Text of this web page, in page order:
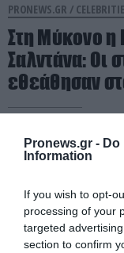
Pronews.gr - Do
Information
If you wish to opt-
processing of your
targeted
section to confirm
PRONEWS.GR /
Στη Μύκονο η
Σαλντάνα: Οι
εθεάθησαν
05.08.2026 | 15:51